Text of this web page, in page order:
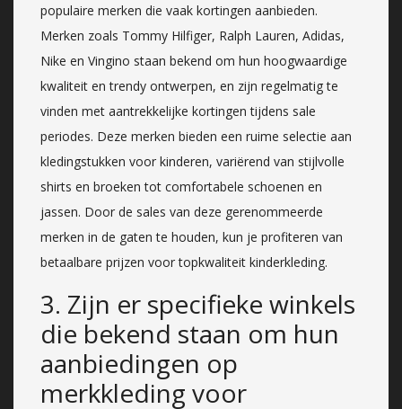
populaire merken die vaak kortingen aanbieden.
Merken zoals Tommy Hilfiger, Ralph Lauren, Adidas,
Nike en Vingino staan bekend om hun hoogwaardige
kwaliteit en trendy ontwerpen, en zijn regelmatig te
vinden met aantrekkelijke kortingen tijdens sale
periodes. Deze merken bieden een ruime selectie aan
kledingstukken voor kinderen, variërend van stijlvolle
shirts en broeken tot comfortabele schoenen en
jassen. Door de sales van deze gerenommeerde
merken in de gaten te houden, kun je profiteren van
betaalbare prijzen voor topkwaliteit kinderkleding.
3. Zijn er specifieke winkels
die bekend staan om hun
aanbiedingen op
merkkleding voor